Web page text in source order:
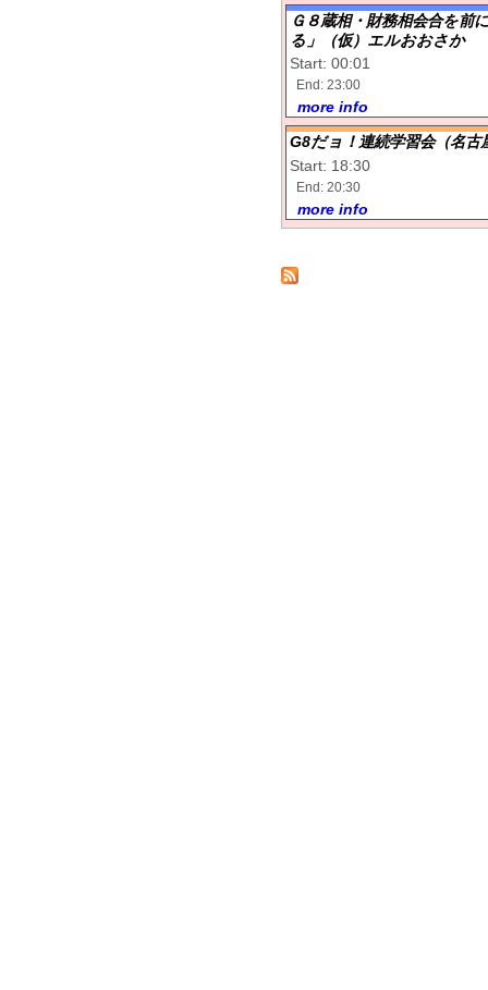
Ｇ８蔵相・財務相会合を前
る」（仮）エルおおさか
Start: 00:01
End: 23:00
more info
G8だョ！連続学習会（名古
Start: 18:30
End: 20:30
more info